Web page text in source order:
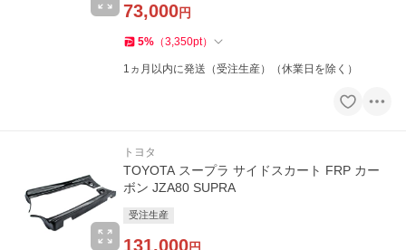
73,000円
5% （3,350pt）
1ヵ月以内に発送（受注生産）（休業日を除く）
トヨタ
TOYOTA スープラ サイドスカート FRP カー
ボン JZA80 SUPRA
受注生産
131,000